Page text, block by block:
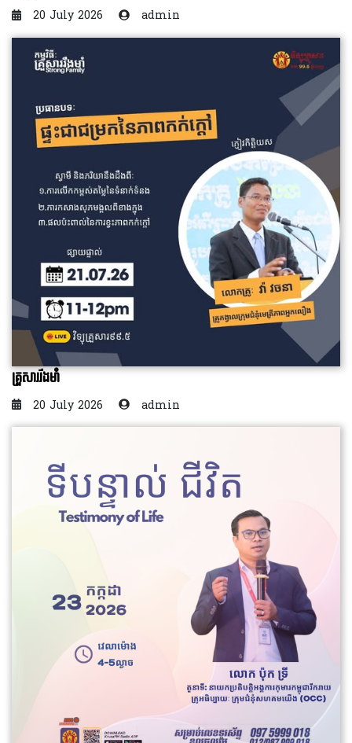
20 July 2026 admin
គ្រួសាររឹងមាំ
20 July 2026 admin